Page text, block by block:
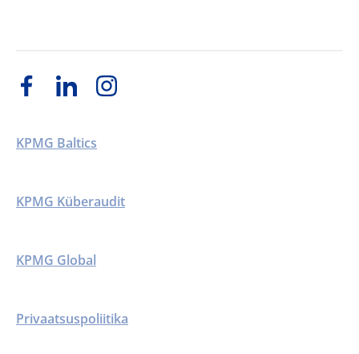
KPMG Baltics
KPMG Küberaudit
KPMG Global
Privaatsuspoliitika